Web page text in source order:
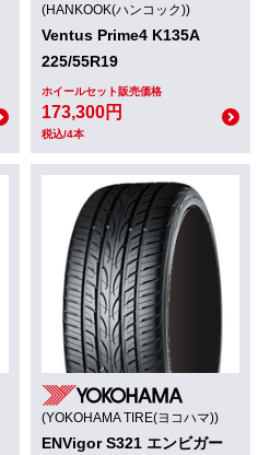
(HANKOOK(ハンコック))
Ventus Prime4 K135A
225/55R19
ホイールセット販売価格
173,300円
税込/4本
(YOKOHAMA TIRE(ヨコハマ))
ENVigor S321 エンビガー